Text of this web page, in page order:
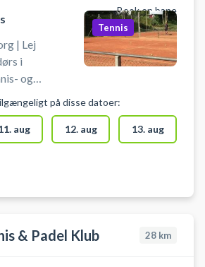
Book en bane
| Lej
i
og
tennis i
i
ved
for gratis
ved
Tennis
på disse datoer:
aug 12. aug 13. aug
& Padel Klub 28 km